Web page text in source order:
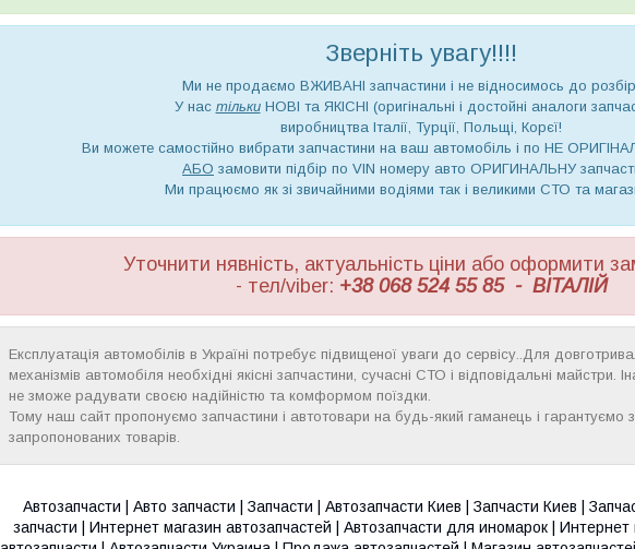
Зверніть увагу!!!!
Ми не продаємо ВЖИВАНІ запчастини і не відносимось до
У нас тількиНОВІ та ЯКІСНІ (оригінальні і достойні аналоги
виробництва Італії, Турції, Польщі, Корєї!
Ви можете самостійно вибрати запчастини на ваш автомобіль і по НЕ
АБО замовити підбір по VIN номеру авто ОРИГИНАЛЬНУ
Ми працюємо як зі звичайними водіями так і великими СТО та
Уточнити нявність, актуальність ціни або оформити
- тел/viber: +38 068 524 55 85 - ВІТАЛІЙ
Експлуатація автомобілів в Україні потребує підвищеної уваги до сервісу..Для
механізмів автомобіля необхідні якісні запчастини, сучасні СТО і відповідальні майстри.
не зможе радувати своєю надійністю та комформом поїздки.
Тому наш сайт пропонуємо запчастини і автотовари на будь-який гаманець і гарантуємо
запропонованих товарів.
Автозапчасти | Авто запчасти | Запчасти | Автозапчасти Киев | Запчасти Киев |
запчасти | Интернет магазин автозапчастей | Автозапчасти для иномарок | Интернет